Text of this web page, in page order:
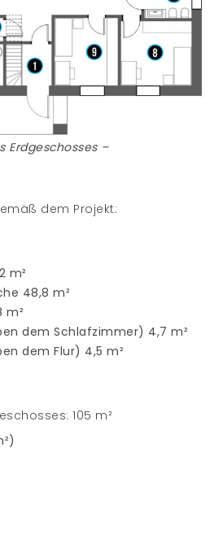
Erdgeschosses –
dem Projekt:
m²
48,8 m²
m²
dem Schlafzimmer) 4,7 m²
dem Flur) 4,5 m²
105 m²